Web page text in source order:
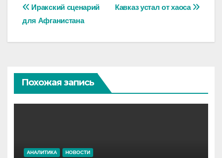
Навигация
по
Кавказ устал от хаоса
Иракский сценарий
для Афганистана
Похожая запись
АНАЛИТИКА НОВОСТИ